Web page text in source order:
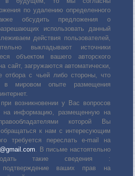
по удалению определенного
обсудить предложения о
использовать данный
действия пользователей,
выкладывают источники
объектом вашего авторского
сайт, загружаются автоматически,
отбора с чьей либо стороны, что
в мировом опыте размещения
возникновении у Вас вопросов
на информацию, размещенную на
которой Вы
к нам с интересующим
требуется переслать е-mail на
. В письме настоятельно
такие сведения :
подтверждение ваших прав на